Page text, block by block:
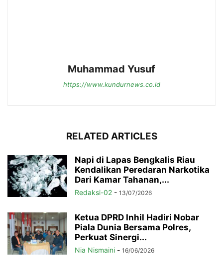
Muhammad Yusuf
https://www.kundurnews.co.id
RELATED ARTICLES
Napi di Lapas Bengkalis Riau
Kendalikan Peredaran Narkotika
Dari Kamar Tahanan,...
Redaksi-02 - 13/07/2026
Ketua DPRD Inhil Hadiri Nobar
Piala Dunia Bersama Polres,
Perkuat Sinergi...
Nia Nismaini - 16/06/2026